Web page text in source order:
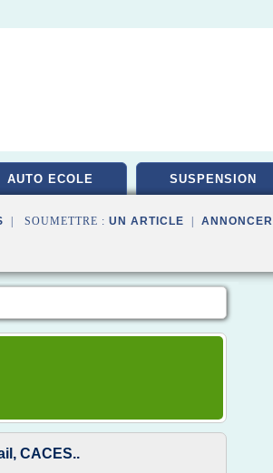
AUTO ECOLE SUSPENSION
| SOUMETTRE : UN ARTICLE ANNONCER
CACES..